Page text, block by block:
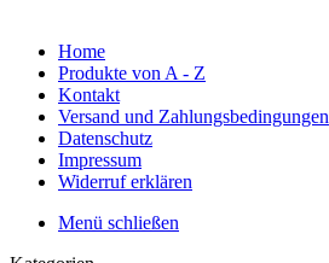
Home
Produkte von A - Z
Kontakt
Versand und Zahlungsbedingungen
Datenschutz
Impressum
Widerruf erklären
Menü schließen